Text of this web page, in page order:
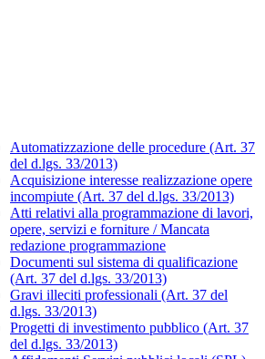
Automatizzazione delle procedure (Art. 37
del d.lgs. 33/2013)
Acquisizione interesse realizzazione opere
incompiute (Art. 37 del d.lgs. 33/2013)
Atti relativi alla programmazione di lavori,
opere, servizi e forniture / Mancata
redazione programmazione
Documenti sul sistema di qualificazione
(Art. 37 del d.lgs. 33/2013)
Gravi illeciti professionali (Art. 37 del
d.lgs. 33/2013)
Progetti di investimento pubblico (Art. 37
del d.lgs. 33/2013)